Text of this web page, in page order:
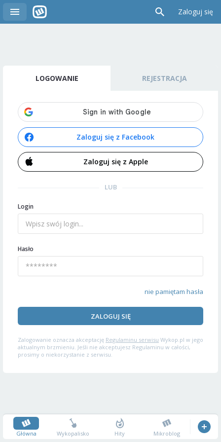
Zaloguj się
LOGOWANIE REJESTRACJA
Zaloguj się z Facebook
Zaloguj się z Apple
LUB
Login
Hasło
nie pamiętam hasła
ZALOGUJ SIĘ
Zalogowanie oznacza akceptację Regulaminu serwisu Wykop.pl w jego
aktualnym brzmieniu. Jeśli nie akceptujesz Regulaminu w całości,
prosimy o niekorzystanie z serwisu.
Główna Wykopalisko Hity Mikroblog